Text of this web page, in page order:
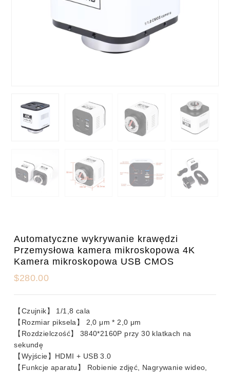
Automatyczne wykrywanie krawędzi
Przemysłowa kamera mikroskopowa 4K
Kamera mikroskopowa USB CMOS
$280.00
【Czujnik】 1/1,8 cala
【Rozmiar piksela】 2,0 μm * 2,0 μm
【Rozdzielczość】 3840*2160P przy 30 klatkach na
sekundę
【Wyjście】HDMI + USB 3.0
【Funkcje aparatu】 Robienie zdjęć, Nagrywanie wideo,